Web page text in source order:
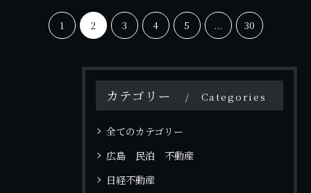
1 2 3 4 5 ... 30
カテゴリー Categories
全てのカテゴリー
広島 民泊 不動産
日経不動産